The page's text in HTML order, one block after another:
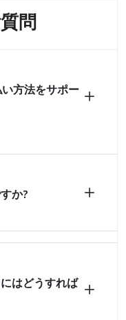
問
方法をサポー
か?
はどうすれば